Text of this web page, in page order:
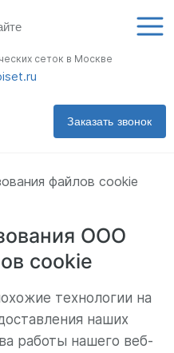
Заказать звонок
сеток в Москве
файлов cookie
ООО
cookie
технологии на
наших
работы нашего веб-